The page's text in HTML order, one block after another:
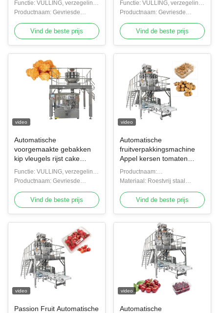
Functie: VULLING, verzegeling,
bekleding, verpakking
Productnaam: Gevriesde
voedingsmiddelen met
meerdere koppen
Vind de beste prijs
Functie: VULLING, verzegeling,
bekleding, verpakking
Productnaam: Gevriesde
voedingsmiddelen met
meerdere koppen
Vind de beste prijs
video
Automatische
voorgemaakte gebakken
kip vleugels rijst cake
verpakkingsmachine
knoflook popcorn kip
Functie: VULLING, verzegeling,
bekleding, verpakking
Productnaam: Gevriesde
voedingsmiddelen met
meerdere koppen
Vind de beste prijs
video
Automatische
fruitverpakkingsmachine
Appel kersen tomaten
blikverpakking kumquat
bak verpakkingsmachine
Productnaam:
Verpakkingsmachine voor fruit
en groenten
Materiaal: Roestvrij staal
304/316
Vind de beste prijs
video
Passion Fruit Automatische
video
Automatische